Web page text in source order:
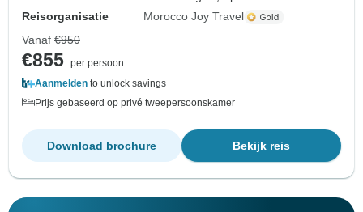
Reisorganisatie
Morocco Joy Travel
Vanaf €950
€855 per persoon
Aanmelden to unlock savings
Prijs gebaseerd op privé tweepersoonskamer
Bekijk reis
Download brochure